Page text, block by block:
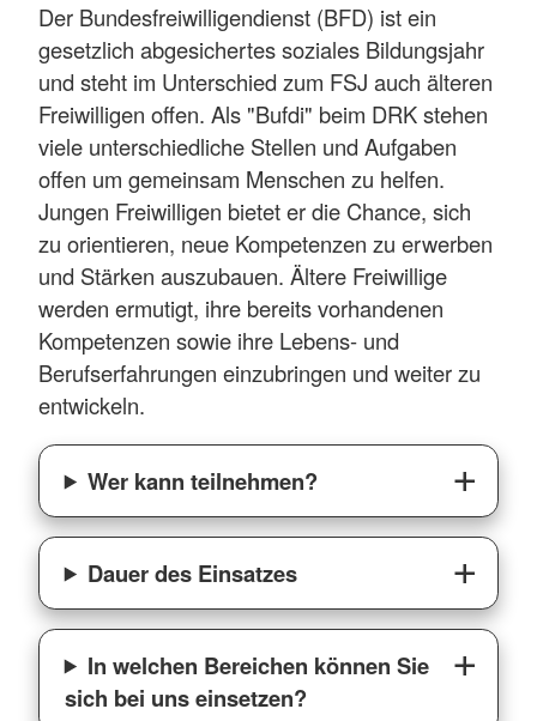
Der Bundesfreiwilligendienst (BFD) ist ein
gesetzlich abgesichertes soziales Bildungsjahr
und steht im Unterschied zum FSJ auch älteren
Freiwilligen offen. Als "Bufdi" beim DRK stehen
viele unterschiedliche Stellen und Aufgaben
offen um gemeinsam Menschen zu helfen.
Jungen Freiwilligen bietet er die Chance, sich
zu orientieren, neue Kompetenzen zu erwerben
und Stärken auszubauen. Ältere Freiwillige
werden ermutigt, ihre bereits vorhandenen
Kompetenzen sowie ihre Lebens- und
Berufserfahrungen einzubringen und weiter zu
entwickeln.
Wer kann teilnehmen?
Dauer des Einsatzes
In welchen Bereichen können Sie
sich bei uns einsetzen?